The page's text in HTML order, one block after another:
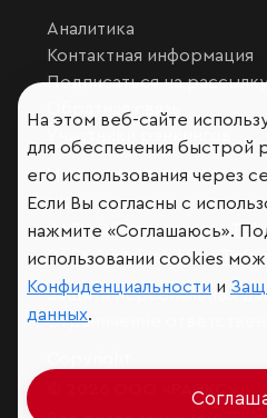
Аналитика
Контактная информация
Подписаться на
Обратная связь
Участники рэнкингов
Мы в социальных сетях
VK
RAEX Образование –
RAEX Sustainability –
Защита персональных
Ограничение
© 2026 ООО «РАЭКС»
На этом веб-сайте
для обеспечения быстрой
его использования через
Если Вы согласны с
нажмите «Соглашаюсь».
использовании cookies
Конфиденциальности и
данных.